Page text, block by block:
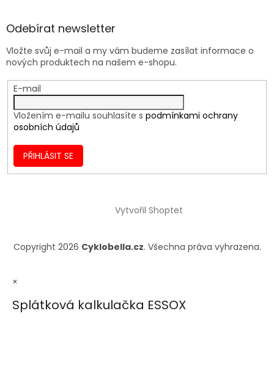
Odebírat newsletter
Vložte svůj e-mail a my vám budeme zasílat informace o
nových produktech na našem e-shopu.
E-mail
Vložením e-mailu souhlasíte s podmínkami ochrany
osobních údajů
PŘIHLÁSIT SE
Vytvořil Shoptet
Copyright 2026 Cyklobella.cz. Všechna práva vyhrazena.
×
Splátková kalkulačka ESSOX